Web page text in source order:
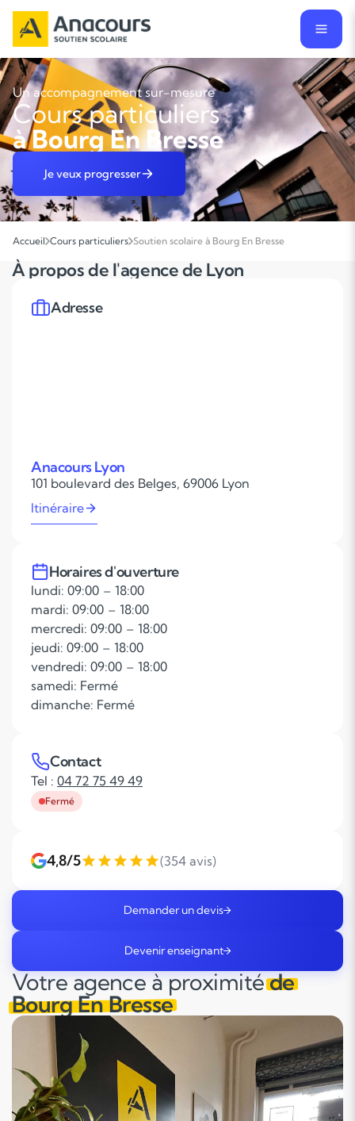
Un accompagnement sur-mesure
Cours particuliers
à Bourg En Bresse
Je veux progresser
Accueil Cours particuliers Soutien scolaire à Bourg En Bresse
Votre agence à proximitéde
Bourg En Bresse
À propos de l'agence de Lyon
Adresse
Anacours Lyon
101 boulevard des Belges, 69006 Lyon
Itinéraire
Horaires d'ouverture
lundi: 09:00 – 18:00
mardi: 09:00 – 18:00
mercredi: 09:00 – 18:00
jeudi: 09:00 – 18:00
vendredi: 09:00 – 18:00
samedi: Fermé
dimanche: Fermé
Contact
Tel : 04 72 75 49 49
Fermé
4,8/5 (354 avis)
Demander un devis
Devenir enseignant